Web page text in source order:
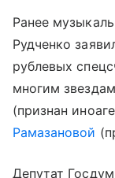
Ранее
Рудченко
рублевых
многим
(признан
Рамазановой
Депутат